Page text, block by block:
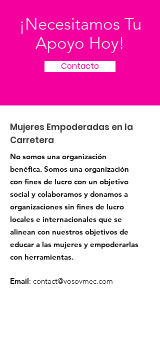
¡Necesitamos Tu
Apoyo Hoy!
Contacto
Mujeres Empoderadas en la
Carretera
No somos una organización
benéfica. Somos una organización
con fines de lucro con un objetivo
social y colaboramos y donamos a
organizaciones sin fines de lucro
locales e internacionales que se
alinean con nuestros objetivos de
educar a las mujeres y empoderarlas
con herramientas.
Email: contact@yosoymec.com